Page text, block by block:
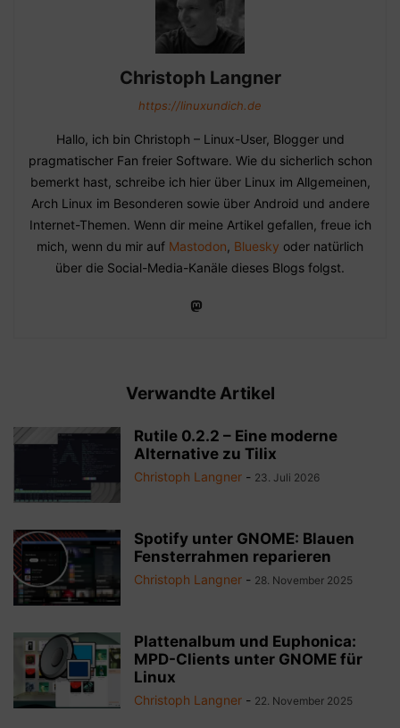
Christoph Langner
https://linuxundich.de
Hallo, ich bin Christoph – Linux-User, Blogger und
pragmatischer Fan freier Software. Wie du sicherlich schon
bemerkt hast, schreibe ich hier über Linux im Allgemeinen,
Arch Linux im Besonderen sowie über Android und andere
Internet-Themen. Wenn dir meine Artikel gefallen, freue ich
mich, wenn du mir auf Mastodon Bluesky oder natürlich
über die Social-Media-Kanäle dieses Blogs folgst.
Verwandte Artikel
Rutile 0.2.2 – Eine moderne
Alternative zu Tilix
Christoph Langner - 23. Juli 2026
Spotify unter GNOME: Blauen
Fensterrahmen reparieren
Christoph Langner - 28. November 2025
Plattenalbum und Euphonica:
MPD-Clients unter GNOME für
Linux
Christoph Langner - 22. November 2025